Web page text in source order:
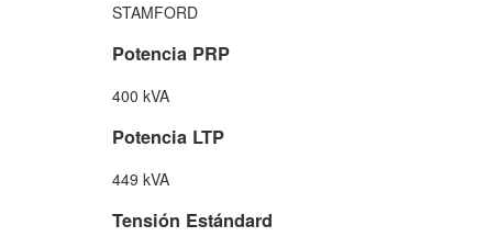
STAMFORD
Potencia PRP
400 kVA
Potencia LTP
449 kVA
Tensión Estándard